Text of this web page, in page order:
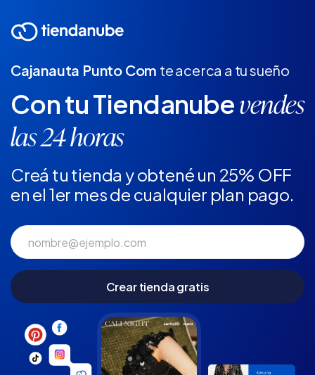
Cajanauta Punto Com te acerca a tu sueño
Con tu Tiendanube vendes
las 24 horas
Creá tu tienda y obtené un 25% OFF
en el 1er mes de cualquier plan pago.